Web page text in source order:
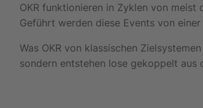
OKR funktionieren in Zyklen von
Geführt werden diese Events von einer
Was OKR von klassischen
sondern entstehen lose gekoppelt aus